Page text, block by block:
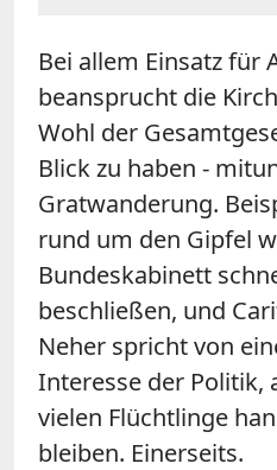
Bei allem Einsatz für
beansprucht die
Wohl der
Blick zu haben -
Gratwanderung.
rund um den Gipfel
Bundeskabinett
beschließen, und
Neher spricht von
Interesse der Politik,
vielen Flüchtlinge
bleiben. Einerseits.